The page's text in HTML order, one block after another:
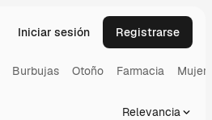
Iniciar sesión Registrarse
Burbujas Otoño Farmacia Mujer
Relevancia